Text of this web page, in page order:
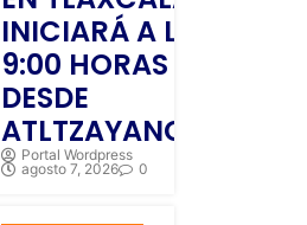
INICIARÁ A LAS
9:00 HORAS
DESDE
ATLTZAYANCA
Portal Wordpress
agosto 7, 2026
0